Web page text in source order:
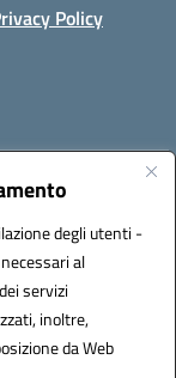
degli utenti -
al
servizi
inoltre,
da Web
Policy